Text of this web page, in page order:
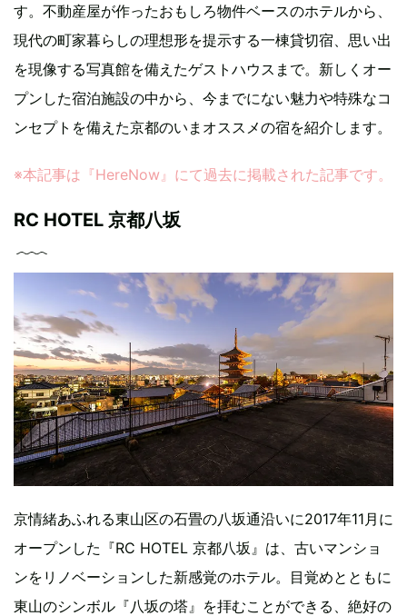
す。不動産屋が作ったおもしろ物件ベースのホテルから、
現代の町家暮らしの理想形を提示する一棟貸切宿、思い出
を現像する写真館を備えたゲストハウスまで。新しくオー
プンした宿泊施設の中から、今までにない魅力や特殊なコ
ンセプトを備えた京都のいまオススメの宿を紹介します。
※本記事は『HereNow』にて過去に掲載された記事です。
RC HOTEL 京都八坂
京情緒あふれる東山区の石畳の八坂通沿いに2017年11月に
オープンした『RC HOTEL 京都八坂』は、古いマンショ
ンをリノベーションした新感覚のホテル。目覚めとともに
東山のシンボル『八坂の塔』を拝むことができる、絶好の